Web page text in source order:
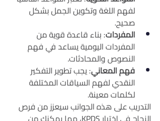
لفهم اللغة وتكوين الجمل بشكل
صحيح.
المفردات: بناء قاعدة قوية من
المفردات اليومية يساعد في فهم
النصوص والمحادثات.
فهم المعاني: يجب تطوير التفكير
النقدي لفهم السياقات المختلفة
لكلمات معينة.
التدريب على هذه الجوانب سيعزز من فرص